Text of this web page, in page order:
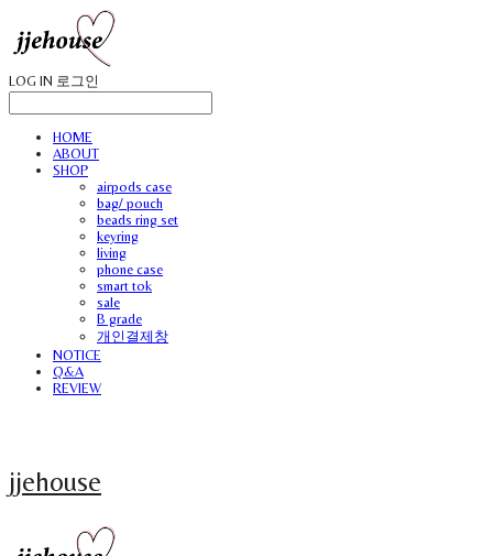
LOG IN 로그인
HOME
ABOUT
SHOP
airpods case
bag/ pouch
beads ring set
keyring
living
phone case
smart tok
sale
B grade
개인결제창
NOTICE
Q&A
REVIEW
jjehouse